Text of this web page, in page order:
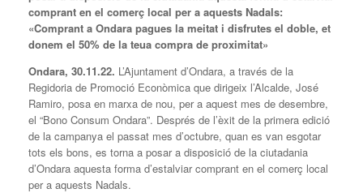
comprant en el comerç local per a aquests Nadals:
«Comprant a Ondara pagues la meitat i disfrutes el doble, et
donem el 50% de la teua compra de proximitat»
Ondara, 30.11.22. L’Ajuntament d’Ondara, a través de la
Regidoria de Promoció Econòmica que dirigeix l’Alcalde, José
Ramiro, posa en marxa de nou, per a aquest mes de desembre,
el “Bono Consum Ondara”. Després de l’èxit de la primera edició
de la campanya el passat mes d’octubre, quan es van esgotar
tots els bons, es torna a posar a disposició de la ciutadania
d’Ondara aquesta forma d’estalviar comprant en el comerç local
per a aquests Nadals.